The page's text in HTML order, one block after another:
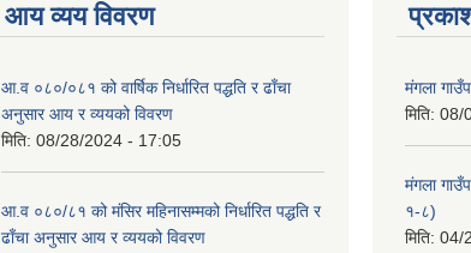
आय व्यय विवरण
आ.व ०८०/०८१ को वार्षिक निर्धारित पद्धति र ढाँचा
अनुसार आय र व्ययको विवरण
मिति: 08/28/2024 - 17:05
आ.व ०८०/८१ को मंसिर महिनासम्मको निर्धारित पद्धति र
ढाँचा अनुसार आय र व्ययको विवरण
मंगला
मिति: 08/
मंगला
१-८)
मिति: 04/